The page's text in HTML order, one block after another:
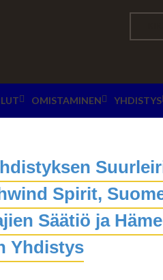
OMISTAMINEN YHDISTYS
Spirit,
Säätiö ja
Yhdistys